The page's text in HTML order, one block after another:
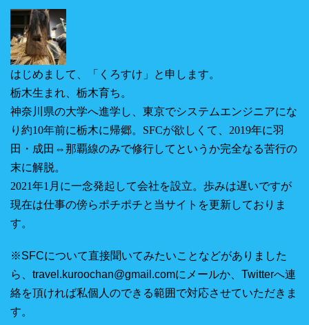
はじめまして、「くろすけ」と申します。
栃木生まれ、栃木育ち。
神奈川県の大学へ進学し、東京でシステムエンジニアにな
り約10年前に栃木に帰郷。SFCが欲しくて、2019年に羽
田・成田⇔那覇線のみで修行してというか完全なる苦行の
末に解脱。
2021年1月に一念発起して会社を設立。 歩みは遅いですが
現在は仕事の傍らポチポチと当サイトを更新しておりま
す。
※SFCについて直接聞いてみたいことなどがありました
ら、travel.kuroochan@gmail.comにメールか、Twitterへ連
絡を頂ければ私個人のできる範囲で対応させていただきま
す。